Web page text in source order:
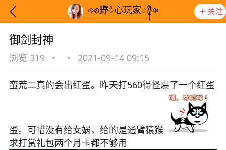
ঞʚ野້໌ᮨ心玩家ꦿ᭄ঞ 关注
御剑封神
浏览 319 • • 2021-09-14 09:15
蛮荒二真的会出红蛋。昨天打560得怪爆了一个红蛋
蛋。可惜没有给女娲，给的是通臂猿猴
求打赏礼包两个月卡都不够用